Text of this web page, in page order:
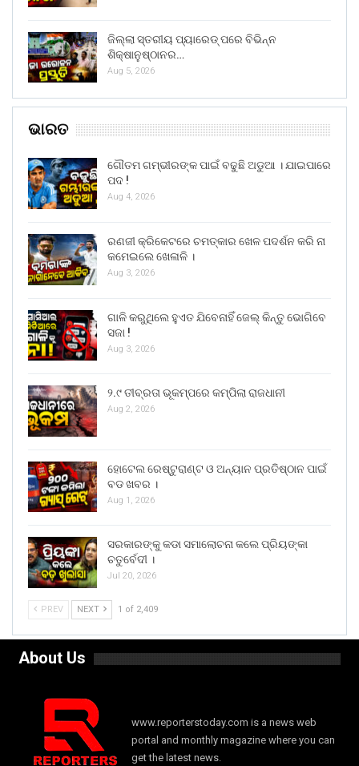
ଜିଲ୍ଲା ସ୍ତରୀୟ ପ୍ୟାରେଡ୍ ପରେ ବିଭିନ୍ନ
ଶିକ୍ଷାନୁଷ୍ଠାନର…
Aug 5, 2026
ଭାରତ
ଗୌତମ ଗମ୍ଭୀରଙ୍କ ପାଇଁ ବଢୁଛି ଅଡୁଆ । ଯାଇପାରେ
ପଦ !
Aug 4, 2026
ରଣଜୀ କ୍ରିକେଟରେ ଚମତ୍କାର ଖେଳ ପଦର୍ଶନ କରି ନା
କମେଇଲେ ଖେଳାଳି ।
Aug 3, 2026
ଗାଳି କରୁଥିଲେ ହୁଏତ ଯିବେନାହିଁ ଜେଲ୍ କିନ୍ତୁ ଭୋଗିବେ
ସଜା !
Aug 3, 2026
୨.୯ ତୀବ୍ରତା ଭୂକମ୍ପରେ କମ୍ପିଲା ରାଜଧାନୀ
Aug 2, 2026
ହୋଟେଲ ରେଷ୍ଟୁରାଣ୍ଟ ଓ ଅନ୍ୟାନ ପ୍ରତିଷ୍ଠାନ ପାଇଁ
ବଡ ଖବର ।
Aug 1, 2026
ସରକାରଙ୍କୁ କଡା ସମାଲୋଚନା କଲେ ପ୍ରିୟଙ୍କା
ଚତୁର୍ବେଦୀ ।
Jul 20, 2026
PREV NEXT 1 of 2,409
About Us
www.reporterstoday.com is a news web
portal and monthly magazine where you can
get the latest news.